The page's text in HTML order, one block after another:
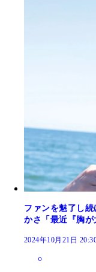
満点な姿
ファンを魅了し
かさ「最近『胸が
2024年10月21日